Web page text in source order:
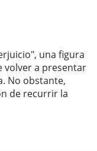
una figura
volver a presentar
No obstante,
de recurrir la